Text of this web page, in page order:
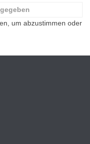
um abzustimmen oder